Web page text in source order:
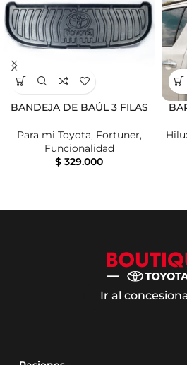
BANDEJA DE BAÚL 3 FILAS
Para mi Toyota, Fortuner,
Funcionalidad
$ 329.000
Ir al